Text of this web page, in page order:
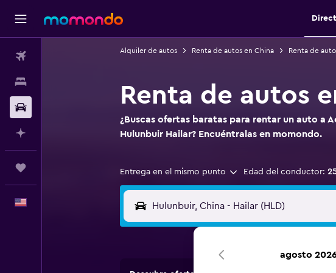
Alquiler de autos Renta de autos en China Renta de
Renta de autos
¿Buscas ofertas baratas para rentar un auto a
Hulunbuir Hailar? Encuéntralas en momondo.
Entrega en el mismo punto Edad del conductor:
agosto